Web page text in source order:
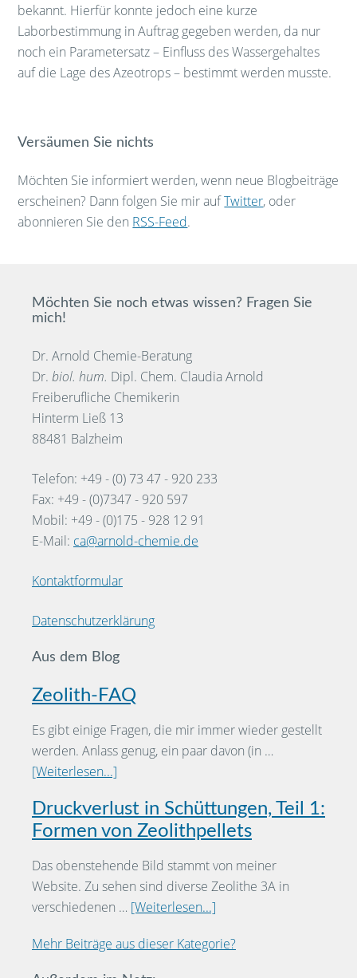
bekannt. Hierfür konnte jedoch eine kurze
Laborbestimmung in Auftrag gegeben werden, da nur
noch ein Parametersatz – Einfluss des Wassergehaltes
auf die Lage des Azeotrops – bestimmt werden musste.
Versäumen Sie nichts
Möchten Sie informiert werden, wenn neue Blogbeiträge
erscheinen? Dann folgen Sie mir aufTwitter, oder
abonnieren Sie den RSS-Feed.
Möchten Sie noch etwas wissen? Fragen Sie
mich!
Dr. Arnold Chemie-Beratung
Dr. biol. hum. Dipl. Chem. Claudia Arnold
Freiberufliche Chemikerin
Hinterm Ließ 13
88481 Balzheim
Telefon: +49 - (0) 73 47 - 920 233
Fax: +49 - (0)7347 - 920 597
Mobil: +49 - (0)175 - 928 12 91
E-Mail: ca@arnold-chemie.de
Kontaktformular
Datenschutzerklärung
Aus dem Blog
Zeolith-FAQ
Es gibt einige Fragen, die mir immer wieder gestellt
werden. Anlass genug, ein paar davon (in …
[Weiterlesen...]
Druckverlust in Schüttungen, Teil 1:
Formen von Zeolithpellets
Das obenstehende Bild stammt von meiner
Website. Zu sehen sind diverse Zeolithe 3A in
verschiedenen … [Weiterlesen...]
Mehr Beiträge aus dieser Kategorie?